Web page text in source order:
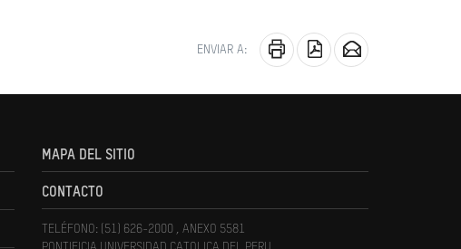
ENVIAR A:
MAPA DEL SITIO
CONTACTO
TELÉFONO: (51) 626-2000 , ANEXO 5581